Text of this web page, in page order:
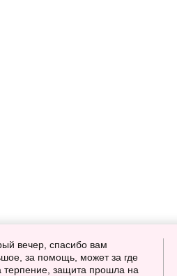
вечер, спасибо вам
за помощь, может за где
терпение, защита прошла на